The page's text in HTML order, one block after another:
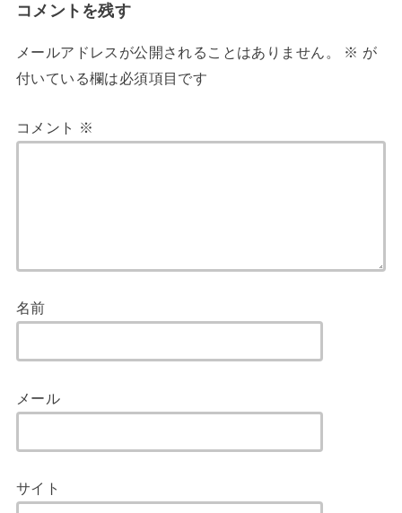
コメントを残す
メールアドレスが公開されることはありません。 ※ が
付いている欄は必須項目です
コメント ※
名前
メール
サイト